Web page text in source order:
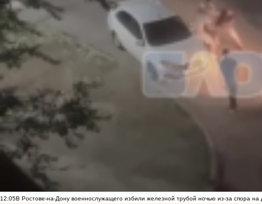
12:05В Ростове-на-Дону военнослужащего избили железной трубой ночью из-за спора на